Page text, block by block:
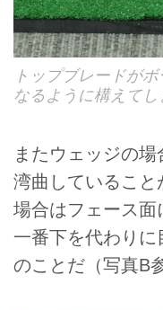
トップブレードが
なるように構えて
またウェッジの
湾曲していること
場合はフェース面
一番下を代わりに
のことだ（写真B